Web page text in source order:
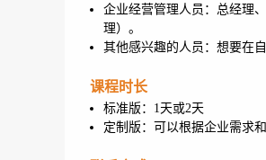
企业经营管理人员：总经理
理）。
其他感兴趣的人员：想要在
课程时长
标准版：1天或2天
定制版：可以根据企业需求